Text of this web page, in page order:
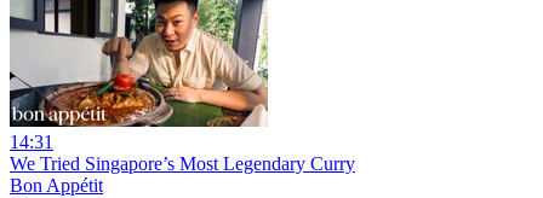
14:31
We Tried Singapore’s Most Legendary Curry
Bon Appétit